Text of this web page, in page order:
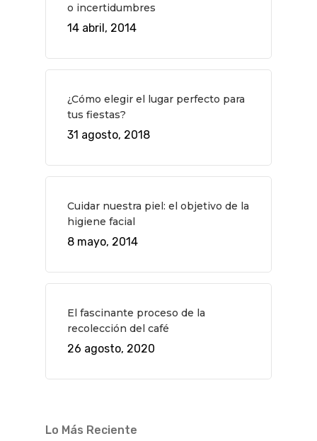
o incertidumbres
14 abril, 2014
¿Cómo elegir el lugar perfecto para
tus fiestas?
31 agosto, 2018
Cuidar nuestra piel: el objetivo de la
higiene facial
8 mayo, 2014
El fascinante proceso de la
recolección del café
26 agosto, 2020
Lo Más Reciente
Museos Y
Teatro
Música
Restaurantes
Rutas Por Madrid
Gastro
BEAUTY